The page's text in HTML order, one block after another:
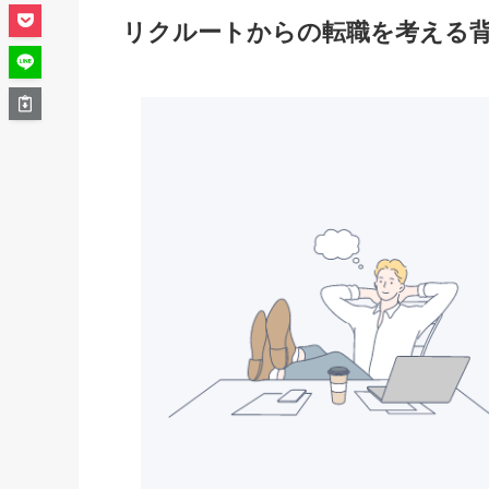
リクルートからの転職を考える